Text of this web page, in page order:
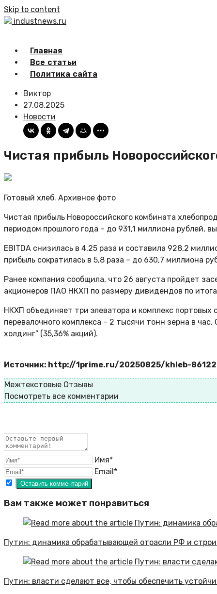
Skip to content
industnews.ru
Главная
Все статьи
Политика сайта
Виктор
27.08.2025
Новости
Чистая прибыль
Готовый хлеб. Архивное фото
Чистая прибыль Новороссийского комбината
периодом прошлого года – до 931,1 миллиона рублей,
EBITDA снизилась в 4,25 раза и составила 928,2
прибыль сократилась в 5,8 раза – до 630,7 миллиона
Ранее компания сообщила, что 26 августа пройдет
акционеров ПАО НКХП по размеру дивидендов по
НКХП объединяет три элеватора и комплекс
перевалочного комплекса – 2 тысячи тонн зерна в
холдинг” (35,36% акций).
Источник: http://1prime.ru/20250825/khleb-
Межтекстовые Отзывы
Посмотреть все комментарии
Имя*
Email*
Вам также может понравиться
Путин: динамика обрабатывающей отрасли РФ и
Путин: власти сделают все, чтобы обеспечить